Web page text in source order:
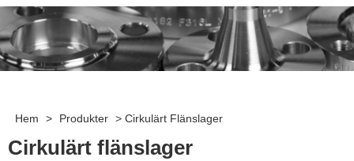
Hem > Produkter > Cirkulärt Flänslager
Cirkulärt flänslager